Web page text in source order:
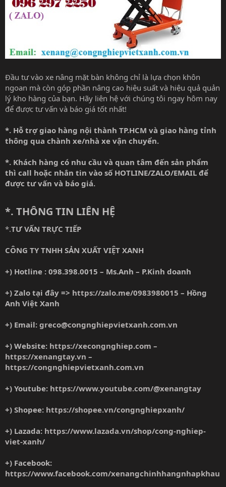
Đầu tư vào xe nâng mặt bàn không chỉ là lựa chọn khôn
ngoan mà còn góp phần nâng cao hiệu suất và hiệu quả quản
lý kho hàng của bạn. Hãy liên hệ với chúng tôi ngay hôm nay
để được tư vấn và báo giá tốt nhất!
*. Hỗ trợ giao hàng nội thành TP.HCM và giao hàng tỉnh
thông qua chành xe/nhà xe vận chuyển.
*. Khách hàng có nhu cầu và quan tâm đến sản phẩm
thì call hoặc nhắn tin vào số HOTLINE/ZALO/EMAIL để
được tư vấn và báo giá.
*. THÔNG TIN LIÊN HỆ
*.TƯ VẤN TRỰC TIẾP
CÔNG TY TNHH SẢN XUẤT VIỆT XANH
+) Hotline : 098.398.0015 – Ms.Anh – P.Kinh doanh
+) Zalo tại đây => https://zalo.me/0983980015 – Hồng
Anh Việt Xanh
+) Email: greco@congnghiepvietxanh.com.vn
+) Website: https://xecongnghiep.com –
https://xenangtay.vn –
https://congnghiepvietxanh.com.vn
+) Youtube: https://www.youtube.com/@xenangtay
+) Shopee: https://shopee.vn/congnghiepxanh/
+) Lazada: https://www.lazada.vn/shop/cong-nghiep-
viet-xanh/
+) Facebook:
https://www.facebook.com/xenangchinhhangnhapkhau